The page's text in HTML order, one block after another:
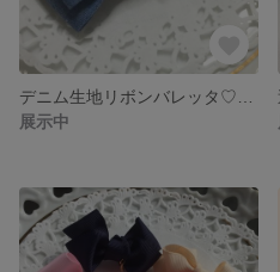
展示中